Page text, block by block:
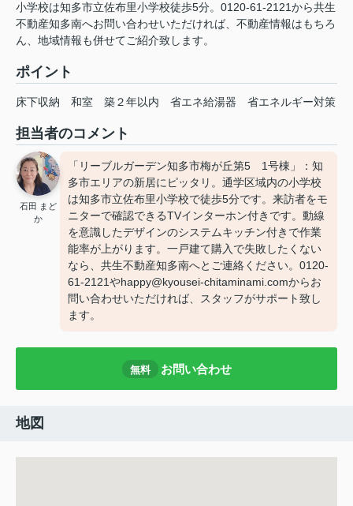
小学校は知多市立佐布里小学校徒歩5分。0120-61-2121から共生
不動産知多南へお問い合わせいただければ、不動産情報はもちろ
ん、地域情報も併せてご紹介致します。
ポイント
床下収納 和室 築２年以内 省エネ給湯器 省エネルギー対策
担当者のコメント
石田 まど
か
「リーブルガーデン知多市梅が丘第5 1号棟」：知
多市エリアの新居にピッタリ。通学区域内の小学校
は知多市立佐布里小学校で徒歩5分です。来訪者をモ
ニターで確認できるTVインターホン付きです。動線
を意識したデザインのシステムキッチン付きで作業
能率が上がります。一戸建て購入で失敗したくない
なら、共生不動産知多南へとご連絡ください。0120-
61-2121やhappy@kyousei-chitaminami.comからお
問い合わせいただければ、スタッフがサポート致し
ます。
無料 お問い合わせ
地図